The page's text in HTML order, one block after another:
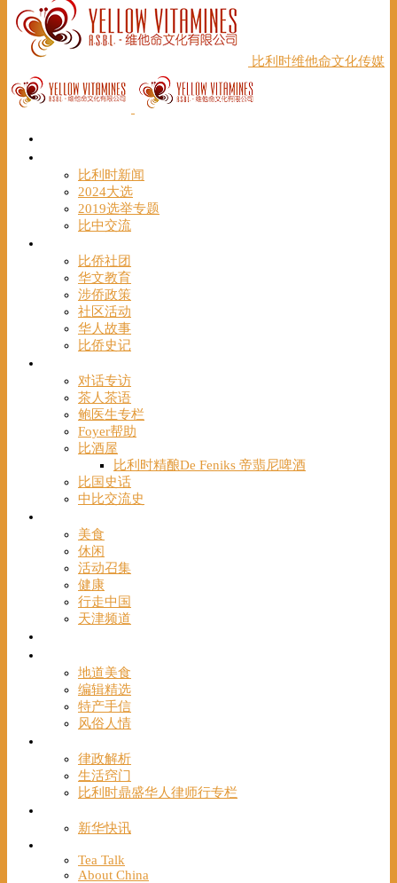
比利时维他命文化传媒
比利时新闻
2024大选
2019选举专题
比中交流
比侨社团
华文教育
涉侨政策
社区活动
华人故事
比侨史记
对话专访
茶人茶语
鲍医生专栏
Foyer帮助
比酒屋
比利时精酿De Feniks 帝翡尼啤酒
比国史话
中比交流史
美食
休闲
活动召集
健康
行走中国
天津频道
地道美食
编辑精选
特产手信
风俗人情
律政解析
生活窍门
比利时鼎盛华人律师行专栏
新华快讯
Tea Talk
About China